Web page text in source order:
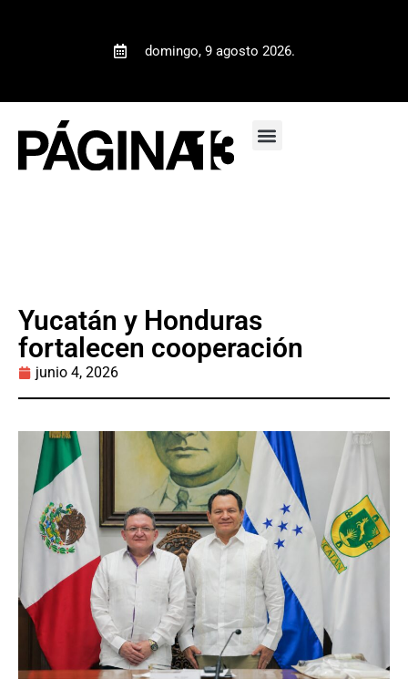
domingo, 9 agosto 2026.
Yucatán y Honduras
fortalecen cooperación
junio 4, 2026